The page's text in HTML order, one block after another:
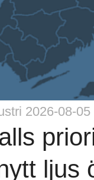
2026-08-05
ljus